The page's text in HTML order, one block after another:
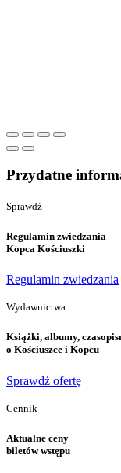
Przydatne
Sprawdź
Regulamin zwiedzania
Kopca Kościuszki
Regulamin zwiedzania
Wydawnictwa
Książki, albumy,
o Kościuszce i Kopcu
Sprawdź ofertę
Cennik
Aktualne ceny
biletów wstępu